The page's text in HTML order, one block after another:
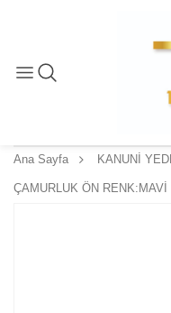
Ana Sayfa KANUNİ
ÇAMURLUK ÖN RENK:MAVİ